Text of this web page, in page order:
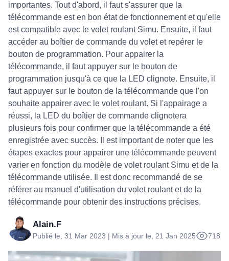
importantes. Tout d'abord, il faut s'assurer que la
télécommande est en bon état de fonctionnement et qu'elle
est compatible avec le volet roulant Simu. Ensuite, il faut
accéder au boîtier de commande du volet et repérer le
bouton de programmation. Pour appairer la
télécommande, il faut appuyer sur le bouton de
programmation jusqu'à ce que la LED clignote. Ensuite, il
faut appuyer sur le bouton de la télécommande que l'on
souhaite appairer avec le volet roulant. Si l'appairage a
réussi, la LED du boîtier de commande clignotera
plusieurs fois pour confirmer que la télécommande a été
enregistrée avec succès. Il est important de noter que les
étapes exactes pour appairer une télécommande peuvent
varier en fonction du modèle de volet roulant Simu et de la
télécommande utilisée. Il est donc recommandé de se
référer au manuel d'utilisation du volet roulant et de la
télécommande pour obtenir des instructions précises.
Alain.F
Publié le, 31 Mar 2023 | Mis à jour le, 21 Jan 2025 718